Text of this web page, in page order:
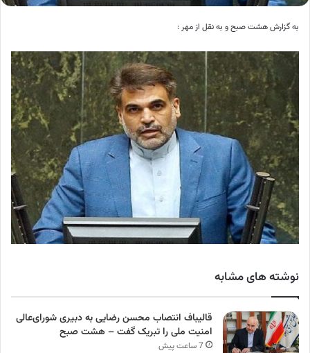
به گزارش هشت صبح و به نقل از مهر :
نوشته های مشابه
قالیباف انتصاب محسن رضایی به دبیری شورای‌عالی
امنیت ملی را تبریک گفت – هشت صبح
7 ساعت پیش